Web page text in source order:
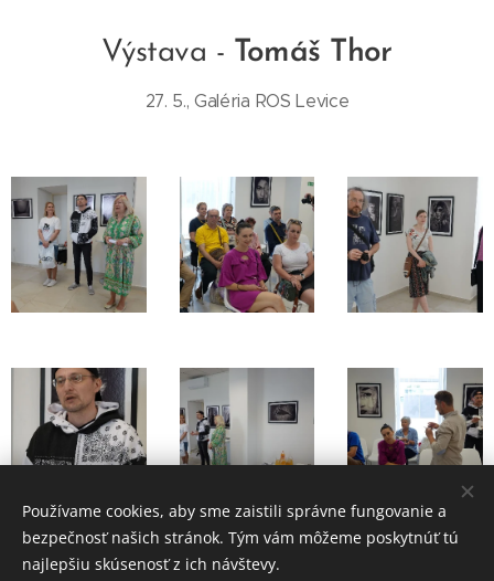
Výstava - Tomáš Thor
27. 5., Galéria ROS Levice
Používame cookies, aby sme zaistili správne fungovanie a
bezpečnosť našich stránok. Tým vám môžeme poskytnúť tú
najlepšiu skúsenosť z ich návštevy.